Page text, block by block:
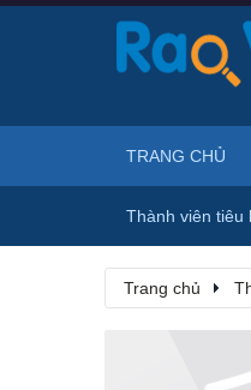
Trang chủ
TRANG CHỦ
Thành viên tiêu